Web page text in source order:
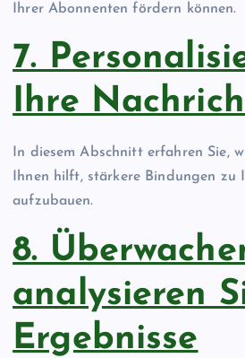
Ihrer Abonnenten fördern können.
7.
Ihre
In diesem Abschnitt erfahren Sie,
Ihnen hilft, stärkere Bindungen zu
aufzubauen.
8.
analysieren
Ergebnisse